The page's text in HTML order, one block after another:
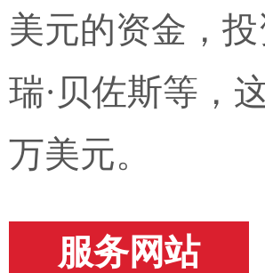
美元的资金，
瑞·贝佐斯等，
万美元。
服务网站